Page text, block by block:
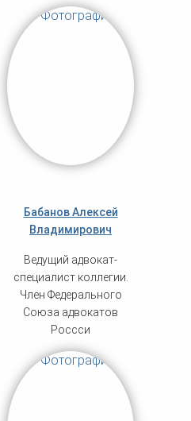
Бабанов Алексей
Владимирович
Ведущий адвокат-
специалист коллегии.
Член Федерального
Союза адвокатов
Россси